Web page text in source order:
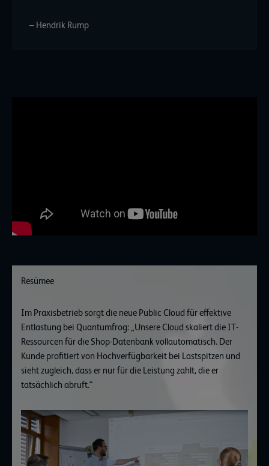
– Hendrik Rump
Resümee
Im Praxisbetrieb sorgt die neue Public Cloud für effektive
Entlastung bei Quantumfrog: „Unsere Cloud skaliert die IT-
Ressourcen für die Shop-Datenbank vollautomatisch. Der
Kunde profitiert von Hochverfügbarkeit bei Lastspitzen und
sieht zugleich, dass er nur für die Leistung zahlt, die er
tatsächlich abruft.“